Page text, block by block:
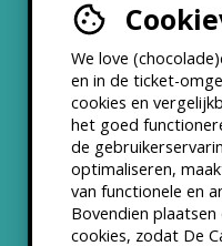
We love
en in de ticket-
cookies en
het goed
de
optimaliseren,
van functionele en
Bovendien
cookies, zodat De
Werken bij
Partners &
ANBI status
Nieuwsbrief